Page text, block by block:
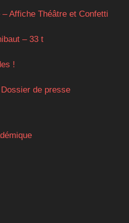
– Affiche Théâtre et Confetti
– 33 t
!
de presse